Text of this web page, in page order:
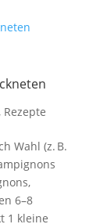
Rezepte
Wahl (z. B.
6–8
1 kleine